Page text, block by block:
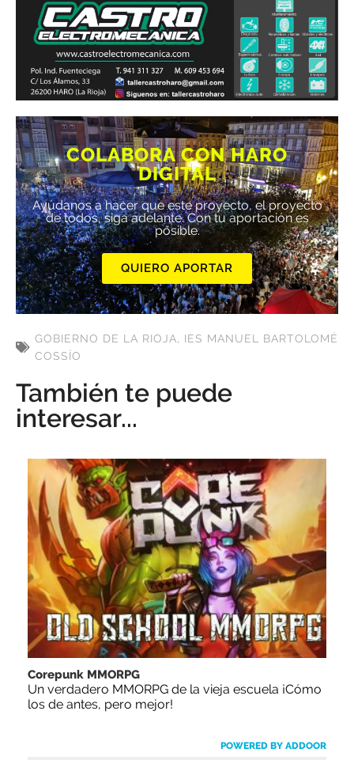
COLABORA CON HARO
DIGITAL
Ayúdanos a hacer que este proyecto, el proyecto
de todos, siga adelante. Con tu aportación es
posible.
QUIERO APORTAR
GOBIERNO DE LA RIOJA, IES MANUEL BARTOLOMÉ
COSSÍO
También te puede
interesar...
Corepunk MMORPG
Un verdadero MMORPG de la vieja escuela ¡Cómo
los de antes, pero mejor!
POWERED BY ADDOOR